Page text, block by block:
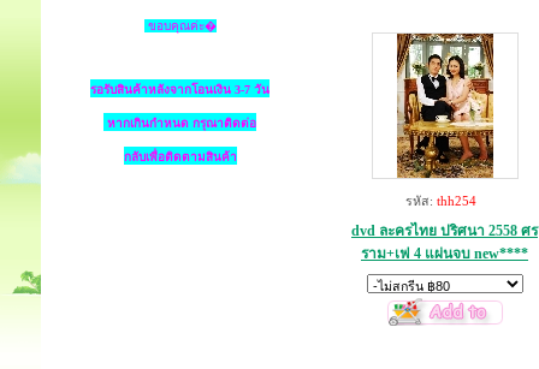
ขอบคุณค่ะ�
รอรับสินค้าหลังจากโอนเงิน 3-7 วัน
หากเกินกำหนด กรุณาติดต่อ
กลับเพื่อติดตามสินค้า
รหัส: thh254
dvd ละครไทย ปริศนา 2558 ศร
ราม+เฟ 4 แผ่นจบ new****